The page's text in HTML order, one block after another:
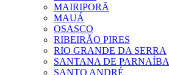
MAIRIPORÃ
MAUÁ
OSASCO
RIBEIRÃO PIRES
RIO GRANDE DA SERRA
SANTANA DE PARNAÍBA
SANTO ANDRÉ